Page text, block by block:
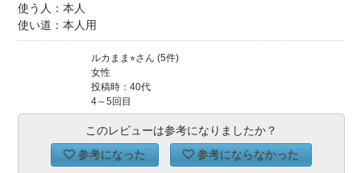
使う人：本人
使い道：本人用
ルカまま⭐︎さん (5件)
女性
投稿時：40代
4～5回目
このレビューは参考になりましたか？
参考になった
参考にならなかった